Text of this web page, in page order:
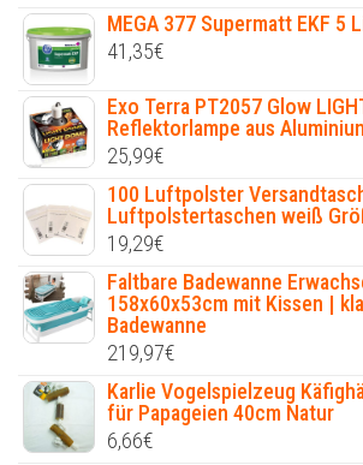
MEGA 377 Supermatt EKF 5
41,35€
Exo Terra PT2057 Glow
Reflektorlampe aus
25,99€
100 Luftpolster
Luftpolstertaschen weiß
19,29€
Faltbare Badewanne
158x60x53cm mit Kissen |
Badewanne
219,97€
Karlie Vogelspielzeug
für Papageien 40cm Natur
6,66€